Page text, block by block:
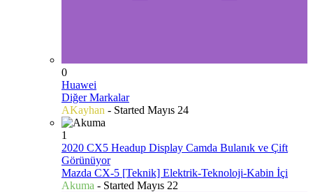
0
Huawei
Diğer Markalar
AKayhan - Started Mayıs 24
1
2020 CX5 Headup Display Camda Bulanık ve Çift
Görünüyor
Mazda CX-5 [Teknik] Elektrik-Teknoloji-Kabin İçi
Akuma - Started Mayıs 22